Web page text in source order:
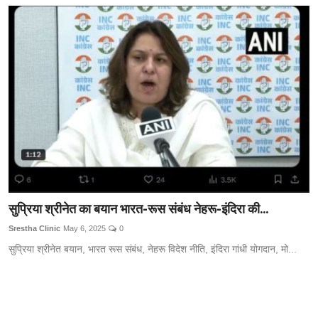
सुप्रिया श्रीनेत का बयान भारत-रूस संबंध नेहरू-इंदिरा की...
Srestha Clinic May 6, 2025 0
सुप्रिया श्रीनेत बयान, भारत रूस संबंध, नेहरू विदेश नीति, इंदिरा गांधी योगदान, मो...